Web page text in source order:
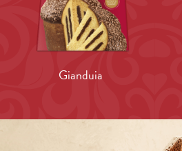
Gianduia